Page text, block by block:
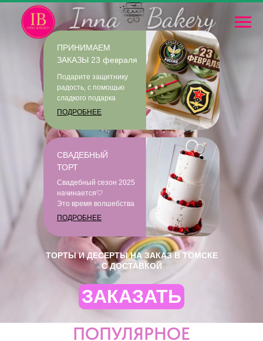
ТОРТЫ И ДЕСЕРТЫ НА ЗАКАЗ В ТОМСКЕ
С ДОСТАВКОЙ
ЗАКАЗАТЬ
Подарите защитнику
радость, с помощью
сладкого подарка
ПОДРОБНЕЕ
ПРИНИМАЕМ
ЗАКАЗЫ 23 февраля
ПОДРОБНЕЕ
СВАДЕБНЫЙ
ТОРТ
Свадебный сезон 2025
начинается🤍
Это время волшебства
ПОПУЛЯРНОЕ